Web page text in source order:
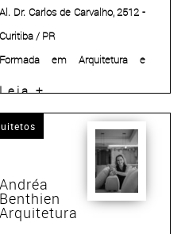
Al. Dr. Carlos de Carvalho, 2512 -
Curitiba / PR
Formada em Arquitetura e
Urbanismo pela PUCPR em
especialização em Arquitetura
de Interiores pela Paris
American Academy.
Leia +
Andréa
Benthien
Arquitetura